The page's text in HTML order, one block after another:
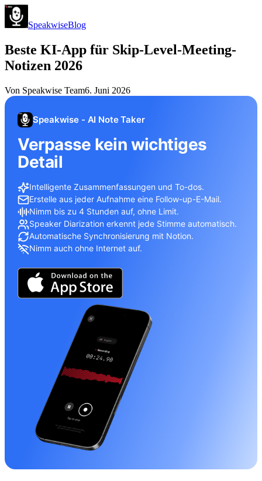
SpeakwiseBlog
Beste KI-App für Skip-Level-Meeting-
Notizen 2026
Von Speakwise Team6. Juni 2026
Speakwise - AI Note Taker
Verpasse kein wichtiges
Detail
Intelligente Zusammenfassungen und To-dos.
Erstelle aus jeder Aufnahme eine Follow-up-E-Mail.
Nimm bis zu 4 Stunden auf, ohne Limit.
Speaker Diarization erkennt jede Stimme automatisch.
Automatische Synchronisierung mit Notion.
Nimm auch ohne Internet auf.